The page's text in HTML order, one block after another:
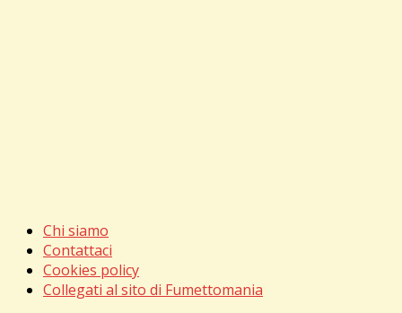
Chi siamo
Contattaci
Cookies policy
Collegati al sito di Fumettomania